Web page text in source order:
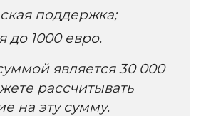
поддержка;
до 1000 евро.
является 30 000
рассчитывать
на эту сумму.